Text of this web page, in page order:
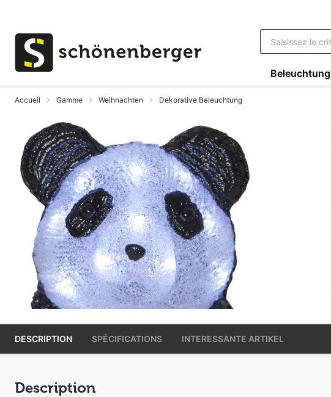
Beleuchtung
Accueil Gamme Weihnachten Dekorative Beleuchtung
DESCRIPTION SPÉCIFICATIONS INTERESSANTE ARTIKEL
Description